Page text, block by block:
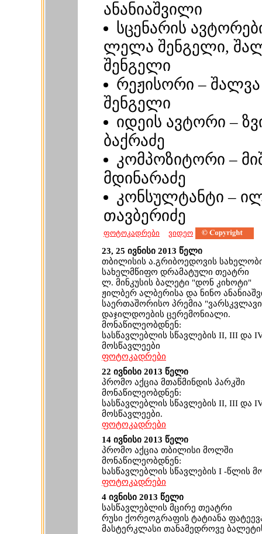
ანანიაშვილი
სცენარის
ლელა შენგელი,
შენგელი
რეჟისორი – შალვა
შენგელი
იდეის ავტორი –
ბაქრაძე
კომპოზიტორი –
მდინარაძე
კონსულტანტი –
თავბერიძე
ფოტოკადრები ვიდეო
23, 25 ივნისი 2013 წელი
თბილისის ა.გრიბოედოვის
სახელმწიფო დრამატული თეატრი
ლ. მინკუსის ბალეტი "დონ კიხოტი"
ჟილბერ ალბერისა და ნინო
საერთაშორისო პრემია
დაჯილდოების ცერემონიალი.
მონაწილეობდნენ:
სასწავლებლის სწავლების II, III და
მოსწავლეები
ფოტოკადრები
22 ივნისი 2013 წელი
პრომო აქცია მთაწმინდის პარკში
მონაწილეობდნენ:
სასწავლებლის სწავლების II, III და
მოსწავლეები.
ფოტოკადრები
14 ივნისი 2013 წელი
პრომო აქცია თბილისი მოლში
მონაწილეობდნენ:
სასწავლებლის სწავლების I -წლის
ფოტოკადრები
4 ივნისი 2013 წელი
სასწავლებლის მცირე თეატრი
რუსი ქორეოგრაფის ტატიანა
მასტერკლასი თანამედროვე